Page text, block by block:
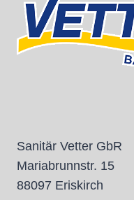
Sanitär Vetter GbR
Mariabrunnstr. 15
88097 Eriskirch